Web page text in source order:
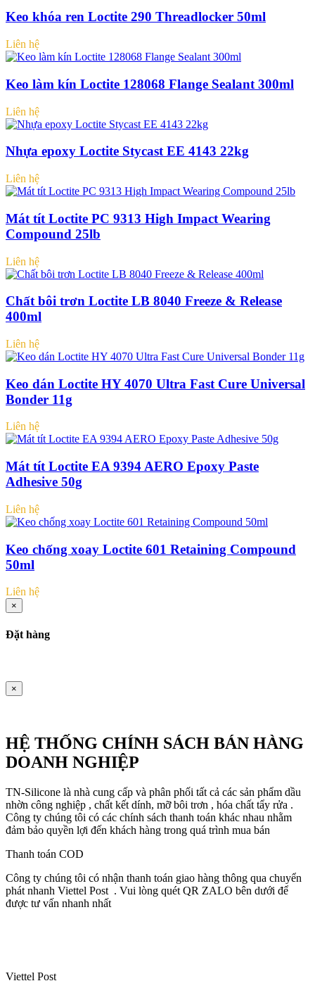
Keo khóa ren Loctite 290 Threadlocker 50ml
Liên hệ
Keo làm kín Loctite 128068 Flange Sealant 300ml
Liên hệ
Nhựa epoxy Loctite Stycast EE 4143 22kg
Liên hệ
Mát tít Loctite PC 9313 High Impact Wearing
Compound 25lb
Liên hệ
Chất bôi trơn Loctite LB 8040 Freeze & Release
400ml
Liên hệ
Keo dán Loctite HY 4070 Ultra Fast Cure Universal
Bonder 11g
Liên hệ
Mát tít Loctite EA 9394 AERO Epoxy Paste
Adhesive 50g
Liên hệ
Keo chống xoay Loctite 601 Retaining Compound
50ml
Liên hệ
×
Đặt hàng
×
HỆ THỐNG CHÍNH SÁCH BÁN HÀNG
DOANH NGHIỆP
TN-Silicone là nhà cung cấp và phân phối tất cả các sản phẩm dầu
nhờn công nghiệp , chất kết dính, mỡ bôi trơn , hóa chất tẩy rửa .
Công ty chúng tôi có các chính sách thanh toán khác nhau nhằm
đảm bảo quyền lợi đến khách hàng trong quá trình mua bán
Thanh toán COD
Công ty chúng tôi có nhận thanh toán giao hàng thông qua chuyển
phát nhanh Viettel Post . Vui lòng quét QR ZALO bên dưới để
được tư vấn nhanh nhất
Viettel Post